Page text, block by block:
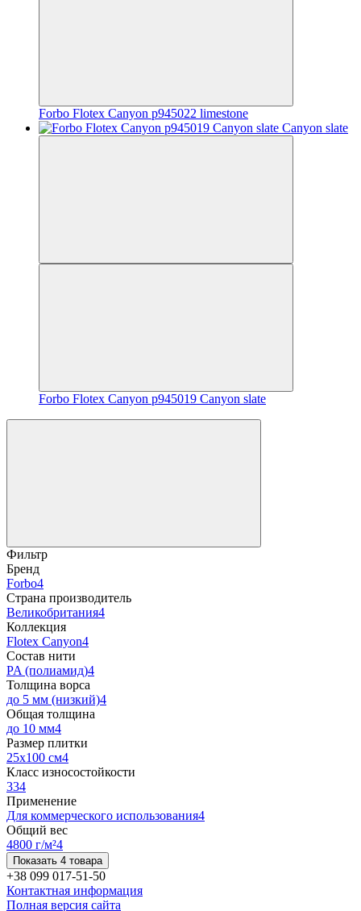
Forbo Flotex Canyon p945022 limestone
Forbo Flotex Canyon p945019 Canyon slate
Фильтр
Бренд
Forbo4
Страна производитель
Великобритания4
Коллекция
Flotex Canyon4
Состав нити
PA (полиамид)4
Толщина ворса
до 5 мм (низкий)4
Общая толщина
до 10 мм4
Размер плитки
25х100 см4
Класс износостойкости
334
Применение
Для коммерческого использования4
Общий вес
4800 г/м²4
Показать 4 товара
+38 099 017-51-50
Контактная информация
Полная версия сайта